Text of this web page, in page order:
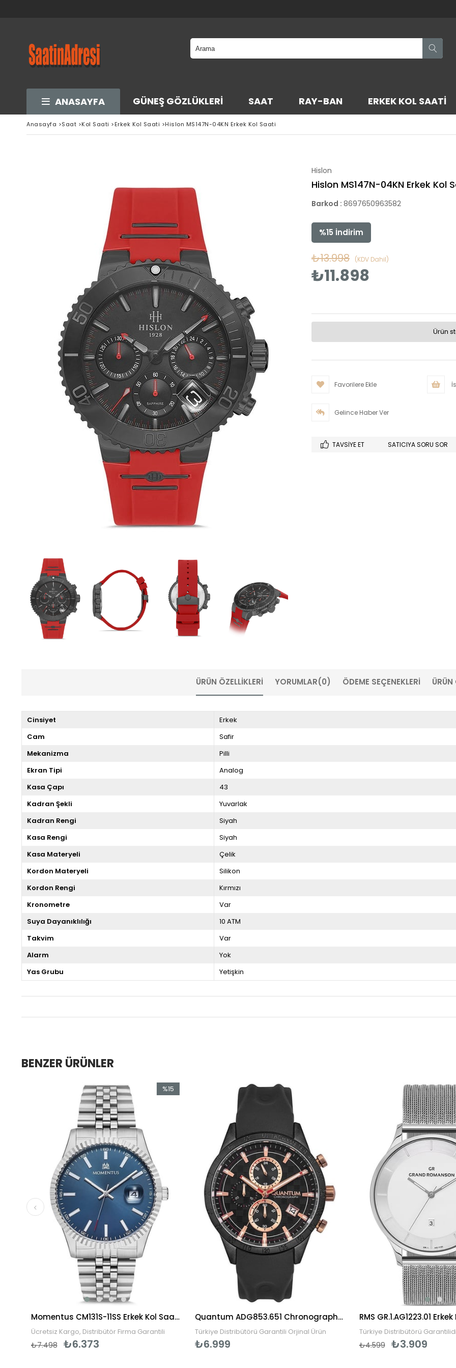
ANASAYFA GÜNEŞ GÖZLÜKLERI SAAT RAY-BAN ERKEK KOL SAATI
Anasayfa >Saat >Kol Saati >Erkek Kol Saati >Hislon MS147N-04KN Erkek Kol Saati
Hislon
Hislon MS147N-04KN Erkek Kol
Barkod : 8697650963582
%15 İndirim
₺13.998 (KDV Dahil)
₺11.898
Ürün
Favorilere Ekle
Gelince Haber Ver
TAVSIYE ET SATICIYA SORU SOR
ÜRÜN ÖZELLIKLERI YORUMLAR(0) ÖDEME SEÇENEKLERI ÜRÜN
Cinsiyet
Erkek
Cam
Safir
Mekanizma
Pilli
Ekran Tipi
Analog
Kasa Çapı
43
Kadran Şekli
Yuvarlak
Kadran Rengi
Siyah
Kasa Rengi
Siyah
Kasa Materyeli
Çelik
Kordon Materyeli
Silikon
Kordon Rengi
Kırmızı
Kronometre
Var
Suya Dayanıklılığı
10 ATM
Takvim
Var
Alarm
Yok
Yas Grubu
Yetişkin
BENZER ÜRÜNLER
Momentus CM131S-11SS Erkek Kol Saati
Ücretsiz Kargo, Distribütör Firma Garantili
₺6.373
₺7.498
%15
Quantum ADG853.651 Chronograph Erkek Kol Saati
Türkiye Distribütörü Garantili Orjinal Ürün
₺6.999
RMS GR.1.AG1223.01 Erkek
Türkiye Distribütörü Garantilidir.
₺3.909
₺4.599